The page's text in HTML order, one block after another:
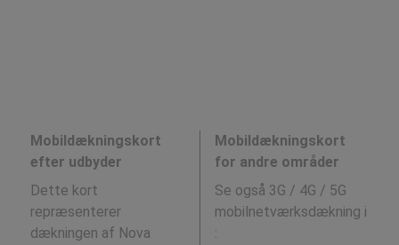
Mobildækningskort
efter udbyder
Dette kort
repræsenterer
dækningen af Nova
Mobildækningskort
for andre områder
Se også 3G / 4G / 5G
mobilnetværksdækning i
: